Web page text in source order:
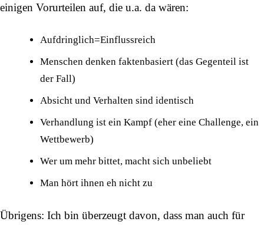
einigen Vorurteilen auf, die u.a. da wären:
Aufdringlich=Einflussreich
Menschen denken faktenbasiert (das Gegenteil ist
der Fall)
Absicht und Verhalten sind identisch
Verhandlung ist ein Kampf (eher eine Challenge, ein
Wettbewerb)
Wer um mehr bittet, macht sich unbeliebt
Man hört ihnen eh nicht zu
Übrigens: Ich bin überzeugt davon, dass man auch für